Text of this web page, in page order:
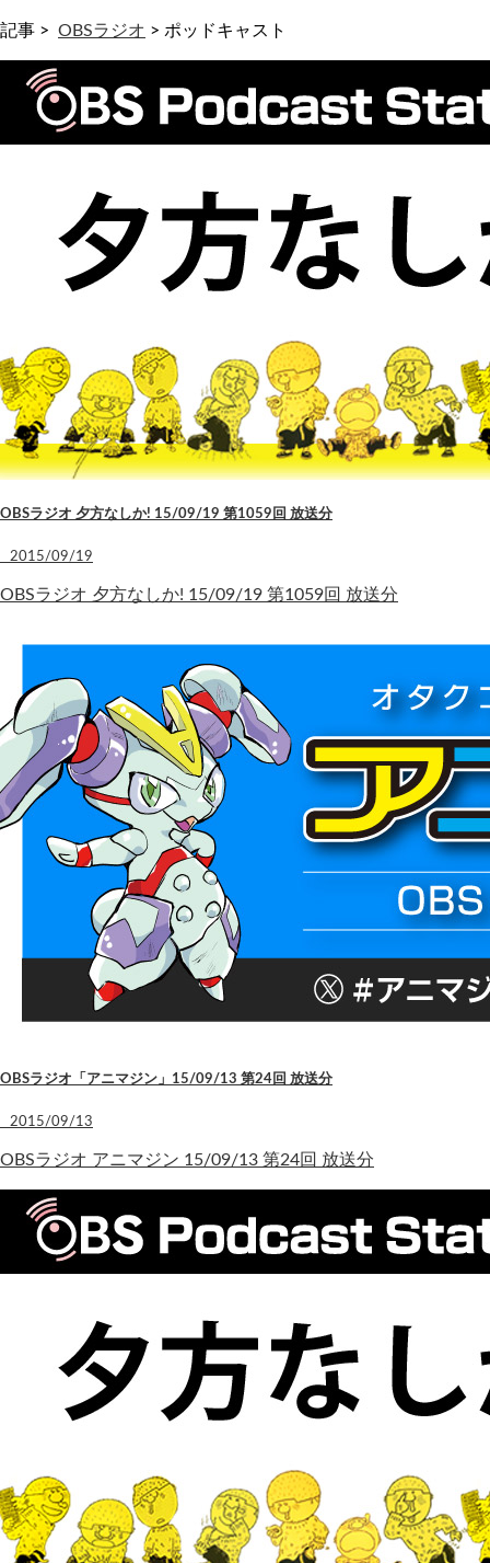
記事 > OBSラジオ > ポッドキャスト
OBSラジオ 夕方なしか! 15/09/19 第1059回 放送分
2015/09/19
OBSラジオ 夕方なしか! 15/09/19 第1059回 放送分
OBSラジオ「アニマジン」15/09/13 第24回 放送分
2015/09/13
OBSラジオ アニマジン 15/09/13 第24回 放送分